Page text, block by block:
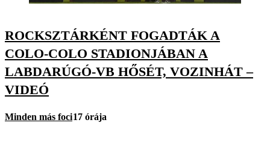
ROCKSZTÁRKÉNT FOGADTÁK A
COLO-COLO STADIONJÁBAN A
LABDARÚGÓ-VB HŐSÉT, VOZINHÁT –
VIDEÓ
Minden más foci17 órája